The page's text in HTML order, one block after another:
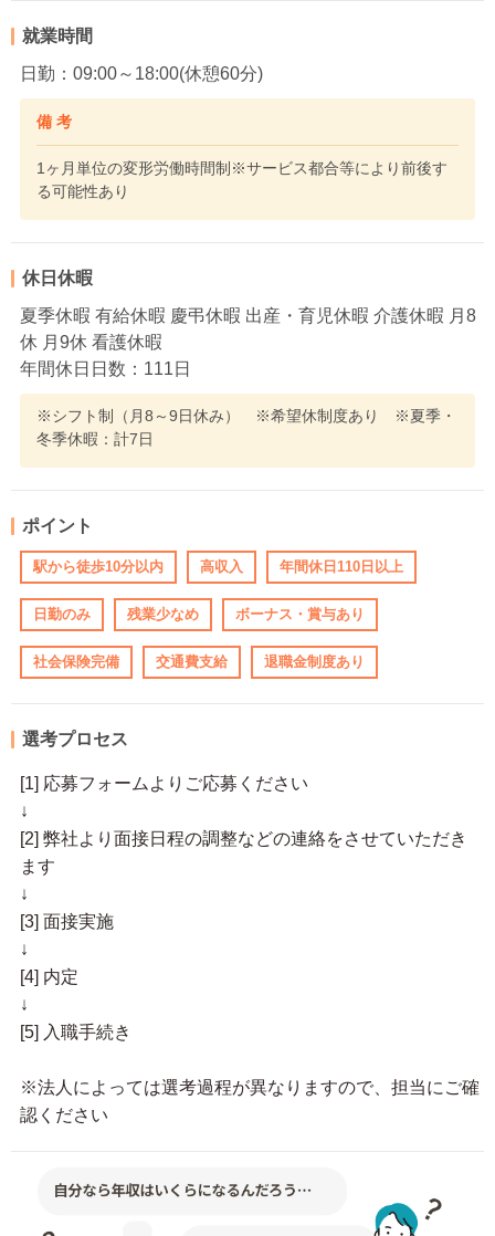
就業時間
日勤：09:00～18:00(休憩60分)
備 考
1ヶ月単位の変形労働時間制※サービス都合等により前後す
る可能性あり
休日休暇
夏季休暇 有給休暇 慶弔休暇 出産・育児休暇 介護休暇 月8
休 月9休 看護休暇
年間休日日数：111日
※シフト制（月8～9日休み） ※希望休制度あり ※夏季・
冬季休暇：計7日
ポイント
駅から徒歩10分以内 高収入 年間休日110日以上
日勤のみ 残業少なめ ボーナス・賞与あり
社会保険完備 交通費支給 退職金制度あり
選考プロセス
[1] 応募フォームよりご応募ください
↓
[2] 弊社より面接日程の調整などの連絡をさせていただき
ます
↓
[3] 面接実施
↓
[4] 内定
↓
[5] 入職手続き
※法人によっては選考過程が異なりますので、担当にご確
認ください